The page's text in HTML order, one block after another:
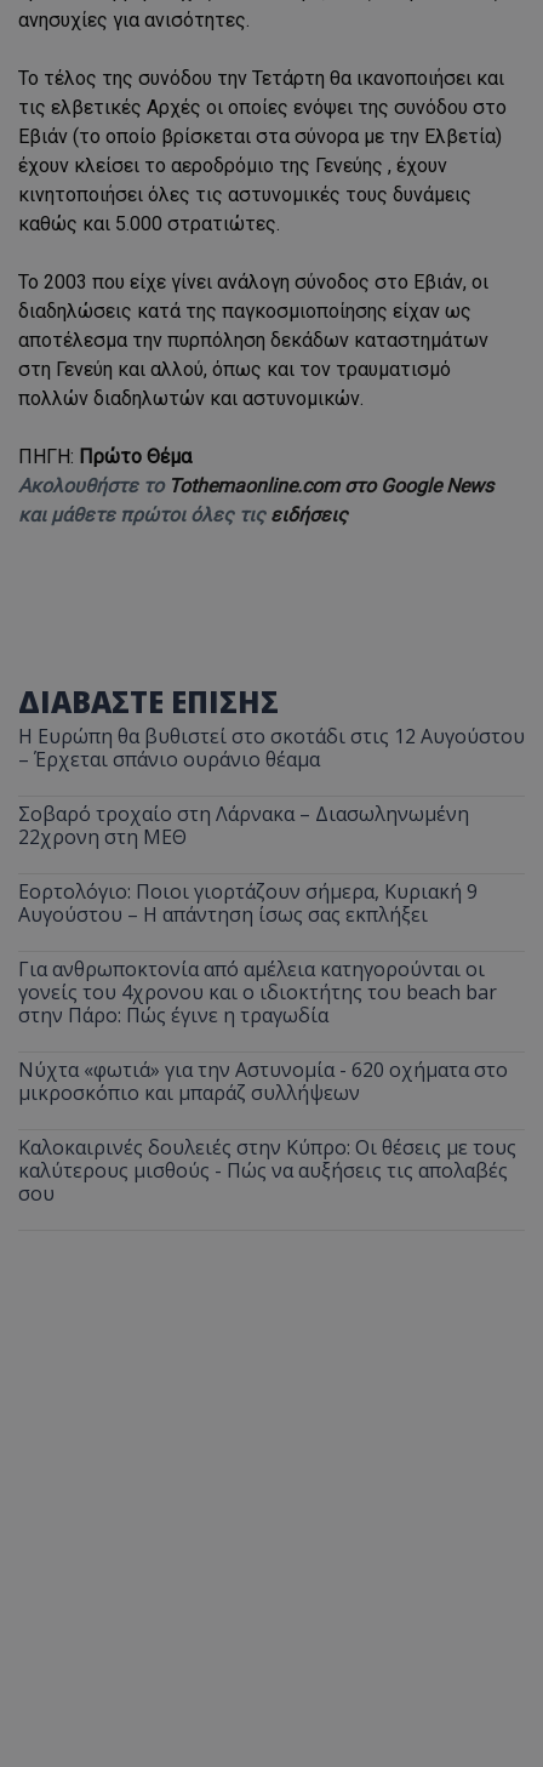
ανησυχίες για ανισότητες.
Το τέλος της συνόδου την Τετάρτη θα ικανοποιήσει και
τις ελβετικές Αρχές οι οποίες ενόψει της συνόδου στο
Εβιάν (το οποίο βρίσκεται στα σύνορα με την Ελβετία)
έχουν κλείσει το αεροδρόμιο της Γενεύης , έχουν
κινητοποιήσει όλες τις αστυνομικές τους δυνάμεις
καθώς και 5.000 στρατιώτες.
Το 2003 που είχε γίνει ανάλογη σύνοδος στο Εβιάν, οι
διαδηλώσεις κατά της παγκοσμιοποίησης είχαν ως
αποτέλεσμα την πυρπόληση δεκάδων καταστημάτων
στη Γενεύη και αλλού, όπως και τον τραυματισμό
πολλών διαδηλωτών και αστυνομικών.
ΠΗΓΗ: Πρώτο Θέμα
Ακολουθήστε το Tothemaonline.com στο Google News
και μάθετε πρώτοι όλες τις ειδήσεις
ΔΙΑΒΑΣΤΕ ΕΠΙΣΗΣ
Η Ευρώπη θα βυθιστεί στο σκοτάδι στις 12 Αυγούστου
– Έρχεται σπάνιο ουράνιο θέαμα
Σοβαρό τροχαίο στη Λάρνακα – Διασωληνωμένη
22χρονη στη ΜΕΘ
Εορτολόγιο: Ποιοι γιορτάζουν σήμερα, Κυριακή 9
Αυγούστου – Η απάντηση ίσως σας εκπλήξει
Για ανθρωποκτονία από αμέλεια κατηγορούνται οι
γονείς του 4χρονου και ο ιδιοκτήτης του beach bar
στην Πάρο: Πώς έγινε η τραγωδία
Νύχτα «φωτιά» για την Αστυνομία - 620 οχήματα στο
μικροσκόπιο και μπαράζ συλλήψεων
Καλοκαιρινές δουλειές στην Κύπρο: Οι θέσεις με τους
καλύτερους μισθούς - Πώς να αυξήσεις τις απολαβές
σου